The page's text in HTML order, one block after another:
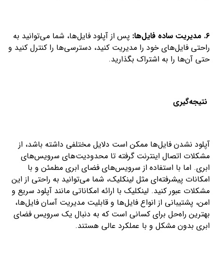
6. مدیریت ساده فایل‌ها:
پس از آپلود فایل‌ها، شما می‌توانید به
راحتی فایل‌های خود را مدیریت کنید، دسترسی‌ها را کنترل کنید و
حتی آن‌ها را به اشتراک بگذارید.
نتیجه‌گیری
آپلود نشدن فایل‌ها ممکن است دلایل مختلفی داشته باشد، از
مشکلات اتصال اینترنت گرفته تا محدودیت‌های سرویس‌های
ابری. اما با استفاده از سرویس‌های فضای ابری مطمئن و با
امکانات پیشرفته‌ای مثل لینکلیک، شما می‌توانید به راحتی از این
مشکلات عبور کنید. لینکلیک با ارائه امکاناتی مانند آپلود سریع و
امن، پشتیبانی از انواع فایل‌ها و قابلیت مدیریت آسان فایل‌ها،
بهترین راه‌حل برای کسانی است که به دنبال یک سرویس فضای
ابری بدون مشکل و با عملکرد عالی هستند.